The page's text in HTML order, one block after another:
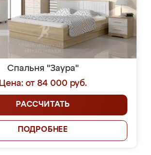
Спальня "Заура"
Цена: от 84 000 руб.
РАССЧИТАТЬ
ПОДРОБНЕЕ